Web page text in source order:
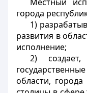
города
1)
развития в
исполнение;
2) создает,
области,